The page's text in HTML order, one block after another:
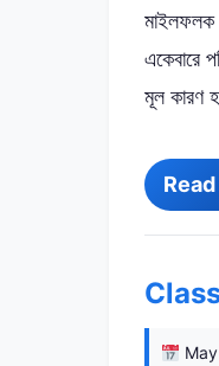
একেবারে
মূল কারণ
Class